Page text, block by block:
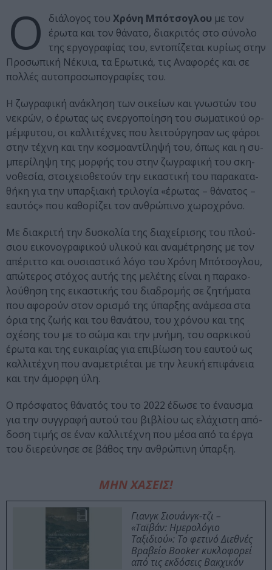
Ο δι­ά­λο­γος του Χρό­νη Μπότσογλου με τον
έρω­τα και τον θά­να­το, δι­α­κρι­τός στο σύ­νο­λο
της ερ­γο­γρα­φί­ας του, εντο­πί­ζε­ται κυ­ρί­ως στην
Προ­σω­πι­κή Νέ­κυ­ια, τα Ερω­τι­κά, τις Ανα­φο­ρές και σε
πολ­λές αυτο­προ­σω­πο­γρα­φί­ες του.
Η ζω­γρα­φι­κή ανά­κλη­ση των οικεί­ων και γνω­στών του
νε­κρών, ο έρω­τας ως ενερ­γο­ποί­η­ση του σω­μα­τι­κού ορ­
μέμ­φυ­του, οι καλ­λι­τέ­χνες που λει­τούρ­γη­σαν ως φά­ροι
στην τέ­χνη και την κο­σμο­α­ντί­λη­ψή του, όπως και η συ­
μπε­ρί­λη­ψη της μορ­φής του στην ζω­γρα­φι­κή του σκη­
νο­θε­σία, στοι­χει­ο­θε­τούν την εικα­στι­κή του πα­ρα­κα­τα­
θή­κη για την υπαρ­ξι­α­κή τρι­λο­γία «έρω­τας – θά­να­τος –
εαυ­τός» που κα­θο­ρί­ζει τον αν­θρώ­πι­νο χω­ρο­χρό­νο.
Με δι­α­κρι­τή την δυ­σκο­λία της δι­α­χεί­ρι­σης του πλού­
σιου εικο­νο­γρα­φι­κού υλι­κού και ανα­μέ­τρη­σης με τον
απέ­ριτ­το και ουσι­α­στι­κό λό­γο του Χρό­νη Μπό­τσο­γλου,
απώ­τε­ρος στό­χος αυτής της με­λέ­της είναι η πα­ρα­κο­
λού­θη­ση της εικα­στι­κής του δι­α­δρο­μής σε ζη­τή­μα­τα
που αφο­ρούν στον ορι­σμό της ύπαρ­ξης ανά­με­σα στα
όρια της ζω­ής και του θα­νά­του, του χρό­νου και της
σχέ­σης του με το σώ­μα και την μνή­μη, του σαρ­κι­κού
έρω­τα και της ευκαι­ρί­ας για επι­βί­ω­ση του εαυ­τού ως
καλ­λι­τέ­χνη που ανα­με­τρι­έ­ται με την λευ­κή επι­φά­νεια
και την άμορ­φη ύλη.
Ο πρό­σφα­τος θά­να­τός του το 2022 έδω­σε το έναυ­σμα
για την συγ­γρα­φή αυτού του βι­βλίου ως ελά­χι­στη από­
δο­ση τι­μής σε έναν καλ­λι­τέ­χνη που μέ­σα από τα έρ­γα
του δι­ε­ρεύ­νη­σε σε βά­θος την αν­θρώ­πι­νη ύπαρ­ξη.
ΜΗΝ ΧΑΣΕΙΣ!
Γιανγκ Σιουάνγκ-τζι –
«Ταϊβάν: Ημερολόγιο
Ταξιδιού»: Το φετινό Διεθνές
Βραβείο Booker κυκλοφορεί
από τις εκδόσεις Βακχικόν